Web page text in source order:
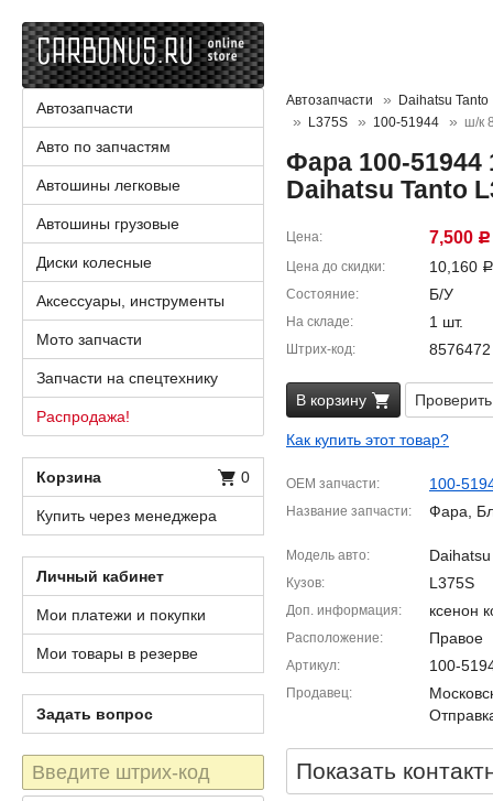
Автозапчасти
Daihatsu Tanto
L375S
100-51944 ш/к
Фара 100-51944
Daihatsu Tanto
Цена 7,500 Р
Цена до скидки 10,160 Р
Состояние Б/У
На складе 1 шт.
Штрих-код 8576472
В корзину
Как купить этот товар?
OEM запчасти 100-
Название запчасти Фара,
Модель авто
Кузов L375S
Доп. информация ксенон
Расположение Правое
Артикул 100-
Продавец
Показать
Автозапчасти
Авто по запчастям
Автошины легковые
Автошины грузовые
Диски колесные
Аксессуары, инструменты
Мото запчасти
Запчасти на спецтехнику
Распродажа!
Корзина 0
Купить через менеджера
Личный кабинет
Мои платежи и покупки
Мои товары в резерве
Задать вопрос
Штрих-
код